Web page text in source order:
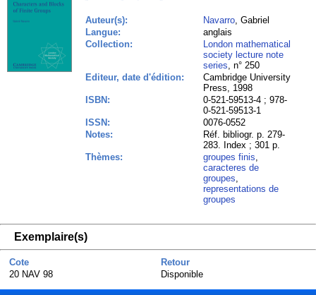
Auteur(s): Navarro, Gabriel
Langue:
anglais
Collection:
London mathematical
society lecture note
series, n° 250
Editeur, date d'édition:
Cambridge University
Press, 1998
ISBN:
0-521-59513-4 ; 978-
0-521-59513-1
ISSN:
0076-0552
Notes:
Réf. bibliogr. p. 279-
283. Index ; 301 p.
Thèmes:
groupes finis,
caracteres de
groupes,
representations de
groupes
Exemplaire(s)
Cote
Retour
20 NAV 98
Disponible